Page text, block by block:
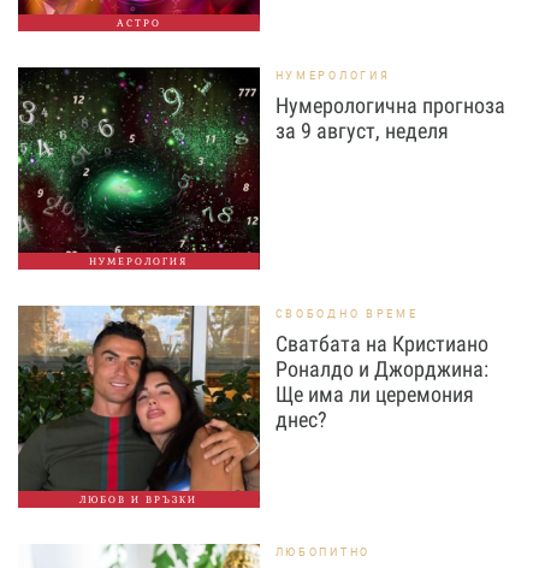
АСТРО
НУМЕРОЛОГИЯ
НУМЕРОЛОГИЯ
Нумерологична прогноза
за 9 август, неделя
ЛЮБОВ И ВРЪЗКИ
СВОБОДНО ВРЕМЕ
Сватбата на Кристиано
Роналдо и Джорджина:
Ще има ли церемония
днес?
ЛЮБОПИТНО